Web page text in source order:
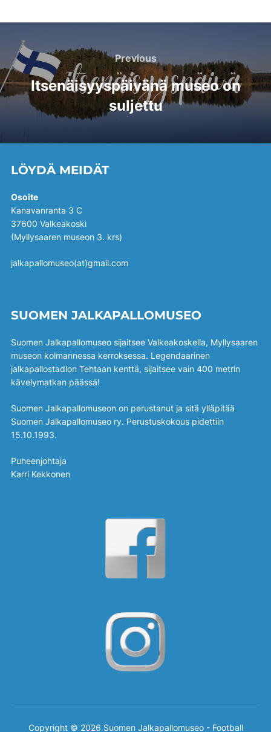
Artikkelien
selaus
Previous
Previous
Itsenäisyyspäivänä museo on
suljettu
LÖYDÄ MEIDÄT
Osoite
Kanavanranta 3 C
37600 Valkeakoski
(Myllysaaren museon 3. krs)
jalkapallomuseo(at)gmail.com
SUOMEN JALKAPALLOMUSEO
Suomen Jalkapallomuseo sijaitsee Valkeakoskella, Myllysaaren
museon kolmannessa kerroksessa. Legendaarinen
jalkapallostadion Tehtaan kenttä, sijaitsee vain 400 metrin
kävelymatkan päässä!
Suomen Jalkapallomuseon on perustanut ja sitä ylläpitää
Suomen Jalkapallomuseo ry. Perustuskokous pidettiin
15.10.1993.
Puheenjohtaja
Karri Kekkonen
Copyright © 2026 Suomen Jalkapallomuseo - Football